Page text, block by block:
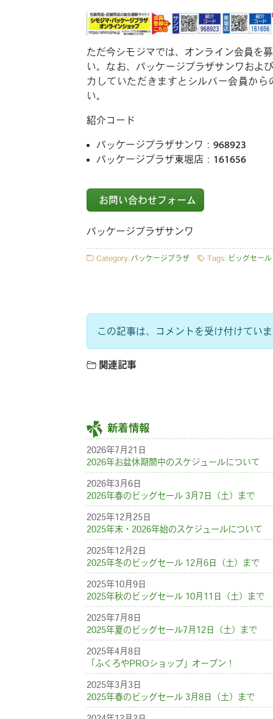
ただ今シモジマでは、オンライン会員を
い。なお、パッケージプラザサンワおよ
力していただきますとシルバー会員か
い。
紹介コード
パッケージプラザサンワ： 968923
パッケージプラザ東堀店： 161656
お問い合わせフォーム
パッケージプラザサンワ
Category: パッケージプラザ Tags: ビッグセール
この記事は、コメントを受け付けてい
関連記事
新着情報
2026年7月21日
2026年お盆休期間中のスケジュールについて
2026年3月6日
2026年春のビッグセール 3月7日（土）まで
2025年12月25日
2025年末・2026年始のスケジュールについて
2025年12月2日
2025年冬のビッグセール 12月6日（土）まで
2025年10月9日
2025年秋のビッグセール 10月11日（土）まで
2025年7月8日
2025年夏のビッグセール7月12日（土）まで
2025年4月8日
「ふくろやPROショップ」オープン！
2025年3月3日
2025年春のビッグセール 3月8日（土）まで